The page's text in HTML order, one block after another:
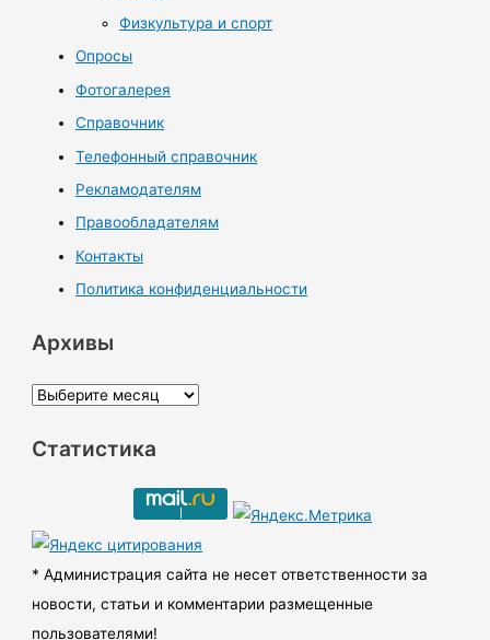
Физкультура и спорт
Опросы
Фотогалерея
Справочник
Телефонный справочник
Рекламодателям
Правообладателям
Контакты
Политика конфиденциальности
Архивы
А
х
ы
Статистика
* Администрация сайта не несет ответственности за
новости, статьи и комментарии размещенные
пользователями!